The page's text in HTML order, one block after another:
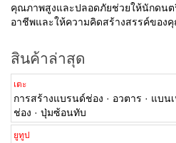
คุณภาพสูงและปลอดภัยช่วยให้นักดนต
อาชีพและให้ความคิดสร้างสรรค์ของ
สินค้าล่าสุด
เตะ
การสร้างแบรนด์ช่อง · อวตาร · แบน
ช่อง · ปุ่มซ้อนทับ
ยูทูป